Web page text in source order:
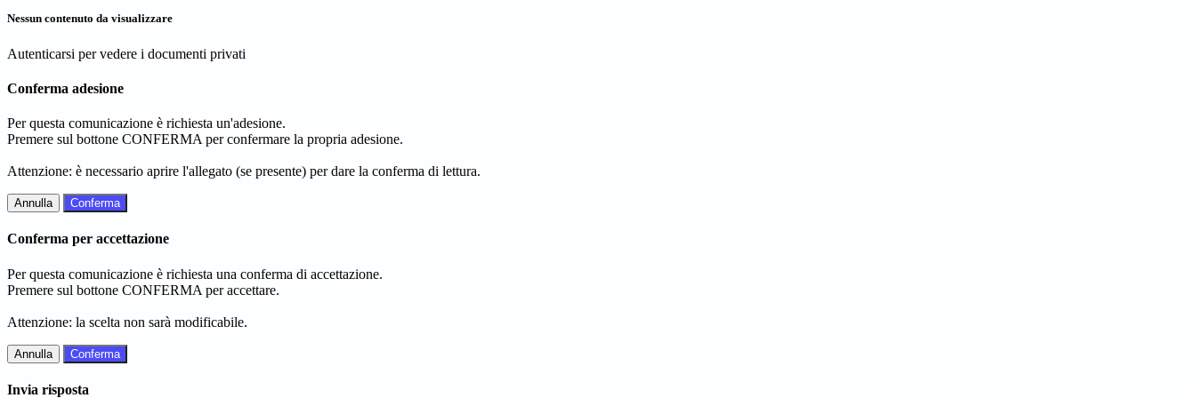
Nessun contenuto da visualizzare
Autenticarsi per vedere i documenti privati
Conferma adesione
Per questa comunicazione è richiesta un'adesione.
Premere sul bottone CONFERMA per confermare la propria adesione.
Attenzione: è necessario aprire l'allegato (se presente) per dare la conferma di lettura.
Annulla Conferma
Conferma per accettazione
Per questa comunicazione è richiesta una conferma di accettazione.
Premere sul bottone CONFERMA per accettare.
Attenzione: la scelta non sarà modificabile.
Annulla Conferma
Invia risposta